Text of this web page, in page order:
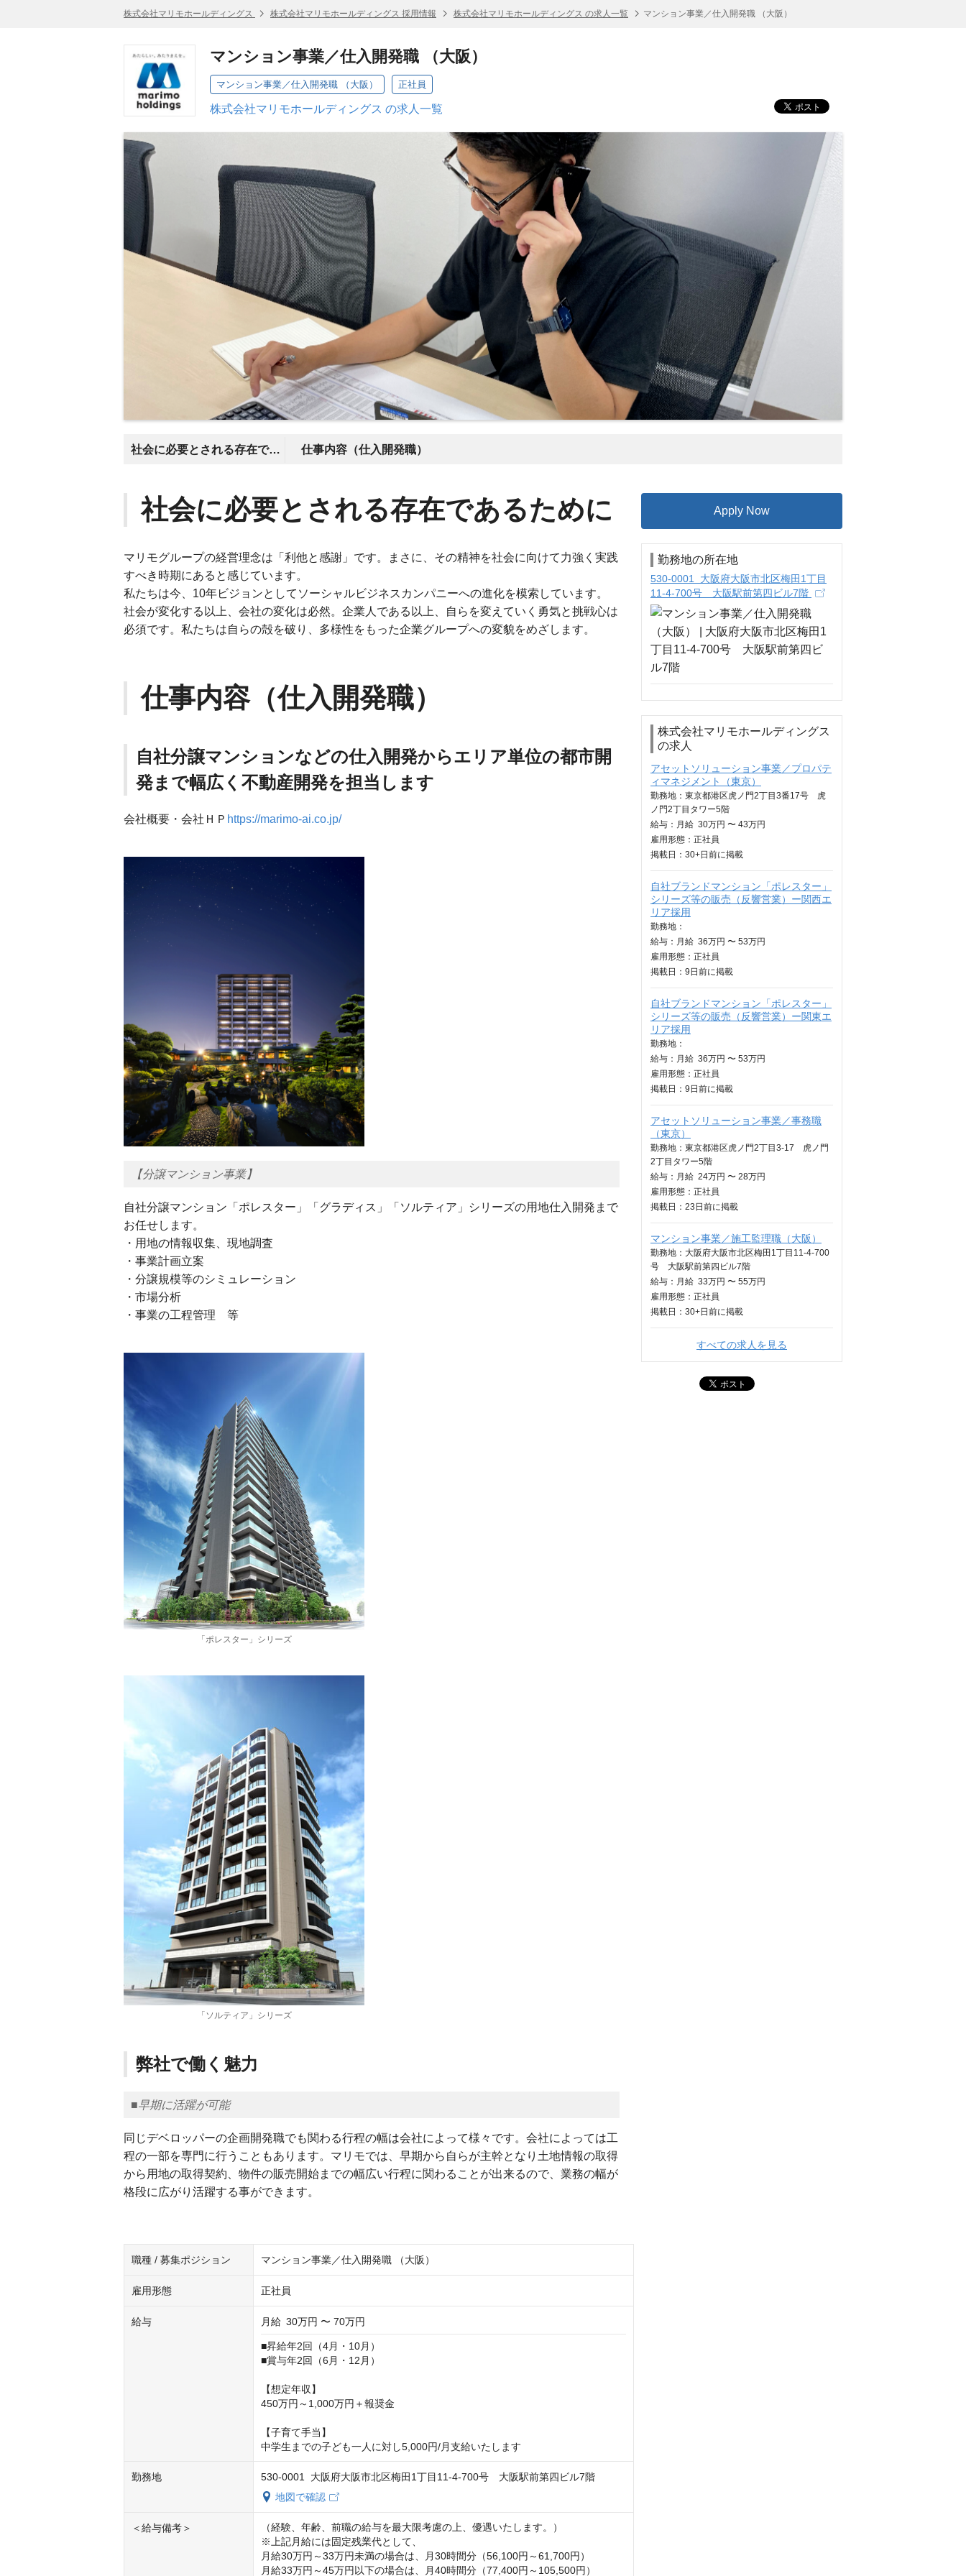
株式会社マリモホールディングス 株式会社マリモホールディングス 採用情報 株式会社マリモホールディングス の求人一覧 マンション事業／仕入開発職 （大阪）
マンション事業／仕入開発職 （大阪）
マンション事業／仕入開発職 （大阪） 正社員
株式会社マリモホールディングス の求人一覧
社会に必要とされる存在であるために 仕事内容（仕入開発職）
社会に必要とされる存在であるために
マリモグループの経営理念は「利他と感謝」です。まさに、その精神を社会に向けて力強く実践
すべき時期にあると感じています。
私たちは今、10年ビジョンとしてソーシャルビジネスカンパニーへの進化を模索しています。
社会が変化する以上、会社の変化は必然。企業人である以上、自らを変えていく勇気と挑戦心は
必須です。私たちは自らの殻を破り、多様性をもった企業グループへの変貌をめざします。
仕事内容（仕入開発職）
自社分譲マンションなどの仕入開発からエリア単位の都市開
発まで幅広く不動産開発を担当します
会社概要・会社ＨＰ https://marimo-ai.co.jp/
【分譲マンション事業】
自社分譲マンション「ポレスター」「グラディス」「ソルティア」シリーズの用地仕入開発まで
お任せします。
・用地の情報収集、現地調査
・事業計画立案
・分譲規模等のシミュレーション
・市場分析
・事業の工程管理 等
「ポレスター」シリーズ
「ソルティア」シリーズ
弊社で働く魅力
■早期に活躍が可能
同じデベロッパーの企画開発職でも関わる行程の幅は会社によって様々です。会社によっては工
程の一部を専門に行うこともあります。マリモでは、早期から自らが主幹となり土地情報の取得
から用地の取得契約、物件の販売開始までの幅広い行程に関わることが出来るので、業務の幅が
格段に広がり活躍する事ができます。
職種 / 募集ポジション マンション事業／仕入開発職 （大阪）
雇用形態 正社員
給与 月給 30万円 〜 70万円
■昇給年2回（4月・10月）
■賞与年2回（6月・12月）
【想定年収】
450万円～1,000万円＋報奨金
【子育て手当】
中学生までの子ども一人に対し5,000円/月支給いたします
勤務地
530-0001 大阪府大阪市北区梅田1丁目11-4-700号 大阪駅前第四ビル7階
地図で確認
＜給与備考＞
（経験、年齢、前職の給与を最大限考慮の上、優遇いたします。）
※上記月給には固定残業代として、
月給30万円～33万円未満の場合は、月30時間分（56,100円～61,700円）
月給33万円～45万円以下の場合は、月40時間分（77,400円～105,500円）
Apply Now
勤務地の所在地
530-0001 大阪府大阪市北区梅田1丁目
11-4-700号 大阪駅前第四ビル7階
株式会社マリモホールディングス
の求人
アセットソリューション事業／プロパテ
ィマネジメント（東京）
勤務地：東京都港区虎ノ門2丁目3番17号 虎
ノ門2丁目タワー5階
給与： 月給 30万円 〜 43万円
雇用形態：正社員
掲載日： 30+日 前に掲載
自社ブランドマンション「ポレスター」
シリーズ等の販売（反響営業）ー関西エ
リア採用
勤務地：
給与： 月給 36万円 〜 53万円
雇用形態：正社員
掲載日： 9日 前に掲載
自社ブランドマンション「ポレスター」
シリーズ等の販売（反響営業）ー関東エ
リア採用
勤務地：
給与： 月給 36万円 〜 53万円
雇用形態：正社員
掲載日： 9日 前に掲載
アセットソリューション事業／事務職
（東京）
勤務地：東京都港区虎ノ門2丁目3-17 虎ノ門
2丁目タワー5階
給与： 月給 24万円 〜 28万円
雇用形態：正社員
掲載日： 23日 前に掲載
マンション事業／施工監理職（大阪）
勤務地：大阪府大阪市北区梅田1丁目11-4-700
号 大阪駅前第四ビル7階
給与： 月給 33万円 〜 55万円
雇用形態：正社員
掲載日： 30+日 前に掲載
すべての求人を見る